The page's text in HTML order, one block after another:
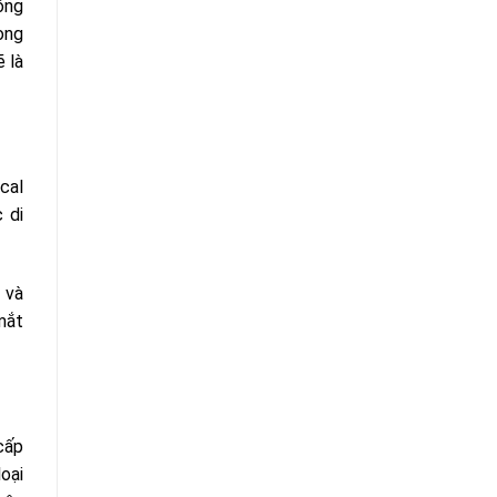
là
di
và